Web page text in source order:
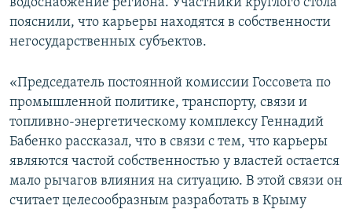
пояснили, что карьеры находятся в собственности
негосударственных субъектов.
«Председатель постоянной комиссии Госсовета по
промышленной политике, транспорту, связи и
топливно-энергетическому комплексу Геннадий
Бабенко рассказал, что в связи с тем, что карьеры
являются частой собственностью у властей остается
мало рычагов влияния на ситуацию. В этой связи он
считает целесообразным разработать в Крыму